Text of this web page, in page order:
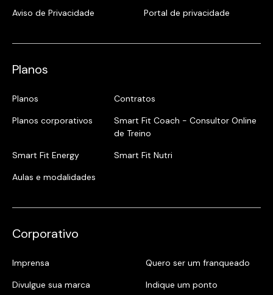
Aviso de Privacidade
Portal de privacidade
Planos
Planos
Contratos
Planos corporativos
Smart Fit Coach - Consultor Online
de Treino
Smart Fit Energy
Smart Fit Nutri
Aulas e modalidades
Corporativo
Imprensa
Quero ser um franqueado
Divulgue sua marca
Indique um ponto